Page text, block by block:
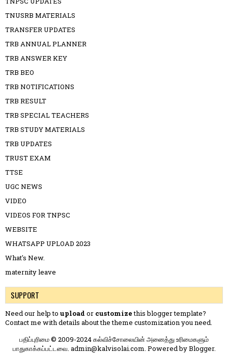
TNUSRB MATERIALS
TRANSFER UPDATES
TRB ANNUAL PLANNER
TRB ANSWER KEY
TRB BEO
TRB NOTIFICATIONS
TRB RESULT
TRB SPECIAL TEACHERS
TRB STUDY MATERIALS
TRB UPDATES
TRUST EXAM
TTSE
UGC NEWS
VIDEO
VIDEOS FOR TNPSC
WEBSITE
WHATSAPP UPLOAD 2023
What's New.
maternity leave
SUPPORT
Need our help to upload or customizethis blogger template?
Contact me with details about the theme customization you need.
பதிப்புரிமை © 2009-2024 கல்விச்சோலையின் அனைத்து உரிமைகளும்
பாதுகாக்கப்பட்டவை. admin@kalvisolai.com. Powered byBlogger.